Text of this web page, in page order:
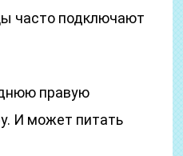
часто подключают
правую
И может питать